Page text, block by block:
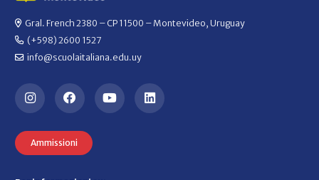
Gral. French 2380 – CP 11500 – Montevideo, Uruguay
(+598) 2600 1527
info@scuolaitaliana.edu.uy
Ammissioni